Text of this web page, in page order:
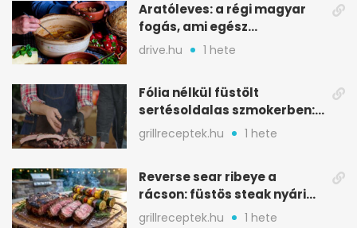
Aratóleves: a régi magyar
fogás, ami egész
csapatokat jóllakatott
drive.hu 1 hete
Fólia nélkül füstölt
sertésoldalas szmokerben:
ropogós bark, 6 óra
grillreceptek.hu 1 hete
Reverse sear ribeye a
rácson: füstös steak nyári
tökkebabbal
grillreceptek.hu 1 hete